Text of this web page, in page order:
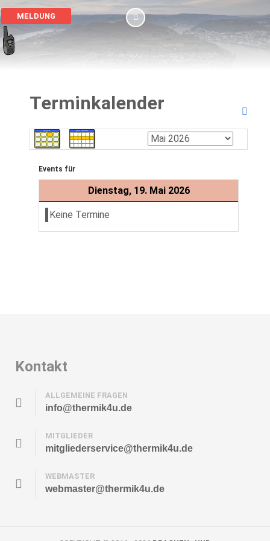
MELDUNG
Terminkalender
Events für
Dienstag, 19. Mai 2026
Keine Termine
Kontakt
ALLGEMEINE FRAGEN
info@thermik4u.de
MITGLIEDER
mitgliederservice@thermik4u.de
WEBMASTER
webmaster@thermik4u.de